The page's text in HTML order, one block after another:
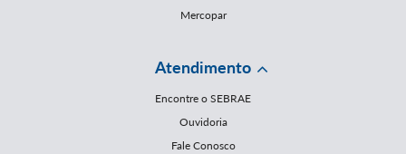
Mercopar
Atendimento
Encontre o SEBRAE
Ouvidoria
Fale Conosco